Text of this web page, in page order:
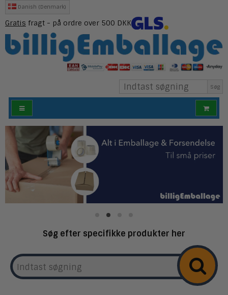
Danish (Denmark)
Gratis fragt - på ordre over 500 DKK
Søg
Søg efter specifikke produkter her